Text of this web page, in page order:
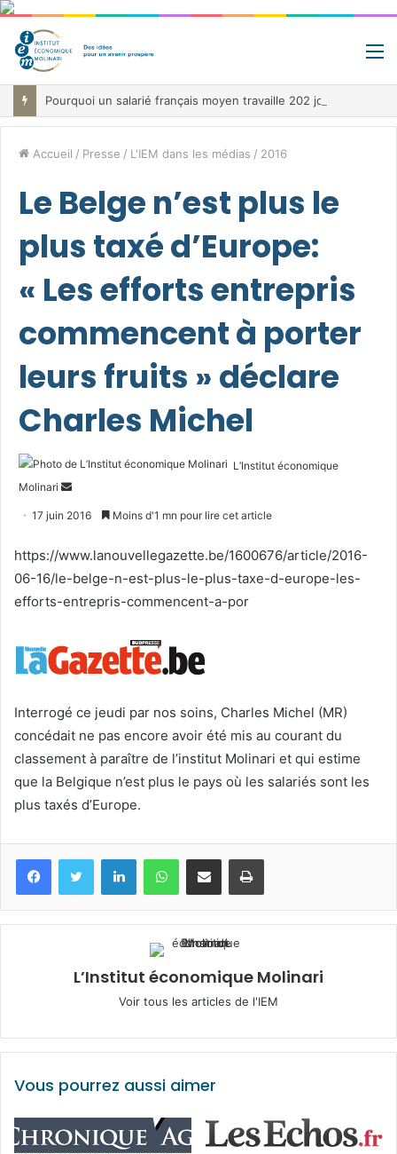
Accueil / Presse / L'IEM dans les médias / 2016
Le Belge n’est plus le
plus taxé d’Europe:
« Les efforts entrepris
commencent à porter
leurs fruits » déclare
Charles Michel
L’Institut économique
Molinari
Envoyer
17 juin 2016 Moins d'1 mn pour lire cet article
https://www.lanouvellegazette.be/1600676/article/2016-
06-16/le-belge-n-est-plus-le-plus-taxe-d-europe-les-
efforts-entrepris-commencent-a-por
Interrogé ce jeudi par nos soins, Charles Michel (MR)
concédait ne pas encore avoir été mis au courant du
classement à paraître de l’institut Molinari et qui estime
que la Belgique n’est plus le pays où les salariés sont les
plus taxés d’Europe.
FacebookTwitter LinkedinWhatsApp
Partagez par mail Imprimez
L’Institut économique Molinari
Voir tous les articles de l'IEM
Vous pourrez aussi aimer